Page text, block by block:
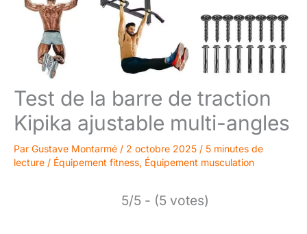
Test de la barre de traction
Kipika ajustable multi-angles
Par Gustave Montarmé / 2 octobre 2025 / 5 minutes de
lecture / Équipement fitness, Équipement musculation
5/5 - (5 votes)